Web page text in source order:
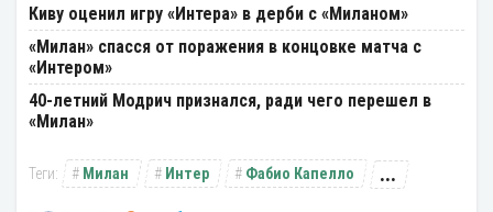
Киву оценил игру «Интера» в дерби с «Миланом»
«Милан» спасся от поражения в концовке матча с
«Интером»
40-летний Модрич признался, ради чего перешел в
«Милан»
Милан Интер Фабио Капелло ...